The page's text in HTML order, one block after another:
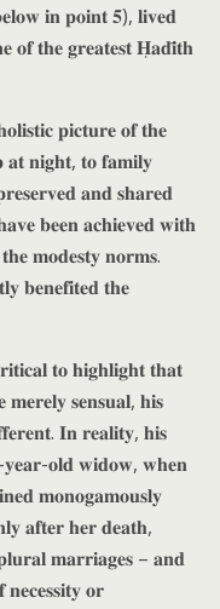
𝐢𝐧 𝐩𝐨𝐢𝐧𝐭 𝟓), 𝐥𝐢𝐯𝐞𝐝
𝐭𝐡𝐞 𝐠𝐫𝐞𝐚𝐭𝐞𝐬𝐭 𝐇̣𝐚𝐝𝐢̄𝐭𝐡
𝐩𝐢𝐜𝐭𝐮𝐫𝐞 𝐨𝐟 𝐭𝐡𝐞
𝐧𝐢𝐠𝐡𝐭, 𝐭𝐨 𝐟𝐚𝐦𝐢𝐥𝐲
𝐚𝐧𝐝 𝐬𝐡𝐚𝐫𝐞𝐝
𝐛𝐞𝐞𝐧 𝐚𝐜𝐡𝐢𝐞𝐯𝐞𝐝 𝐰𝐢𝐭𝐡
𝐦𝐨𝐝𝐞𝐬𝐭𝐲 𝐧𝐨𝐫𝐦𝐬.
𝐛𝐞𝐧𝐞𝐟𝐢𝐭𝐞𝐝 𝐭𝐡𝐞
𝐭𝐨 𝐡𝐢𝐠𝐡𝐥𝐢𝐠𝐡𝐭 𝐭𝐡𝐚𝐭
𝐬𝐞𝐧𝐬𝐮𝐚𝐥, 𝐡𝐢𝐬
𝐈𝐧 𝐫𝐞𝐚𝐥𝐢𝐭𝐲, 𝐡𝐢𝐬
𝐲𝐞𝐚𝐫-𝐨𝐥𝐝 𝐰𝐢𝐝𝐨𝐰, 𝐰𝐡𝐞𝐧
𝐦𝐨𝐧𝐨𝐠𝐚𝐦𝐨𝐮𝐬𝐥𝐲
𝐚𝐟𝐭𝐞𝐫 𝐡𝐞𝐫 𝐝𝐞𝐚𝐭𝐡,
𝐦𝐚𝐫𝐫𝐢𝐚𝐠𝐞𝐬 – 𝐚𝐧𝐝
𝐨𝐫